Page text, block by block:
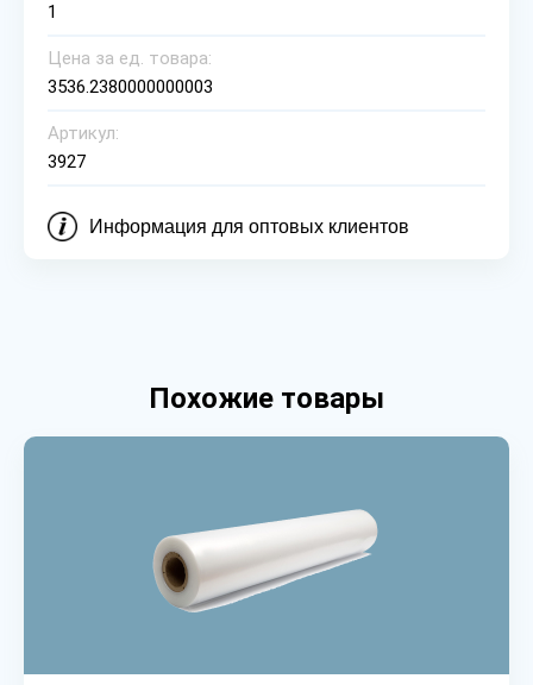
1
Цена за ед. товара:
3536.2380000000003
Артикул:
3927
Информация для оптовых клиентов
Похожие товары